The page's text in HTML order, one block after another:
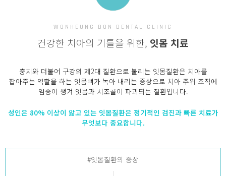
WONHEUNG BON DENTAL CLINIC
건강한 치아의 기틀을 위한, 잇몸 치료
충치와 더불어 구강의 제2대 질환으로 불리는 잇몸질환은 치아를
잡아주는 역할을 하는 잇몸뼈가 녹아 내리는 증상으로 치아 주위 조직에
염증이 생겨 잇몸과 치조골이 파괴되는 질환입니다.
성인은 80% 이상이 앓고 있는 잇몸질환은 정기적인 검진과 빠른 치료가
무엇보다 중요합니다.
#잇몸질환의 증상